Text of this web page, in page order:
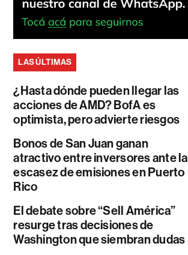
LAS ÚLTIMAS
¿Hasta dónde pueden llegar las
acciones de AMD? BofA es
optimista, pero advierte riesgos
Bonos de San Juan ganan
atractivo entre inversores ante la
escasez de emisiones en Puerto
Rico
El debate sobre “Sell América”
resurge tras decisiones de
Washington que siembran dudas